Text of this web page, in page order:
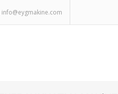
info@eygmakine.com